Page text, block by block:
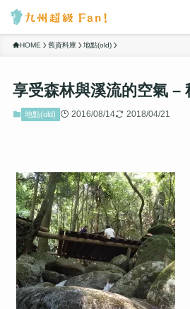
HOME 舊資料庫 地點(old)
享受森林與溪流的空氣 –
地點(old) 2016/08/14 2018/04/21